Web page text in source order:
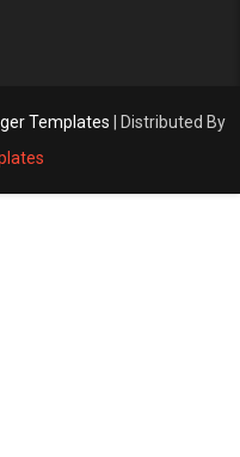
Templates | Distributed By